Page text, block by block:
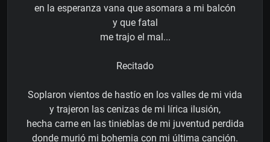
en la esperanza vana que asomara a mi balcón
y que fatal
me trajo el mal...
Recitado
Soplaron vientos de hastío en los valles de mi vida
y trajeron las cenizas de mi lírica ilusión,
hecha carne en las tinieblas de mi juventud perdida
donde murió mi bohemia con mi última canción.